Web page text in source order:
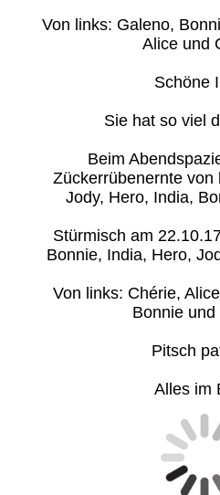
Von links: Galeno,
Alice und
Schöne
Sie hat so viel
Beim
Zückerrübenernte von
Jody, Hero, India,
Stürmisch am
Bonnie, India, Hero,
Von links: Chérie,
Bonnie und
Pitsch
Alles im